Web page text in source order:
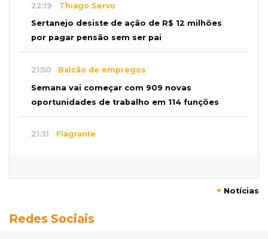
22:19 Thiago Servo
Sertanejo desiste de ação de R$ 12 milhões
por pagar pensão sem ser pai
21:50 Balcão de empregos
Semana vai começar com 909 novas
oportunidades de trabalho em 114 funções
21:31 Flagrante
Mãe faz apelo por bebê desaparecida: “Sinto
+ Notícias
Redes Sociais